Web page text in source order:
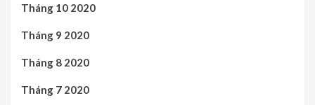
Tháng 10 2020
Tháng 9 2020
Tháng 8 2020
Tháng 7 2020